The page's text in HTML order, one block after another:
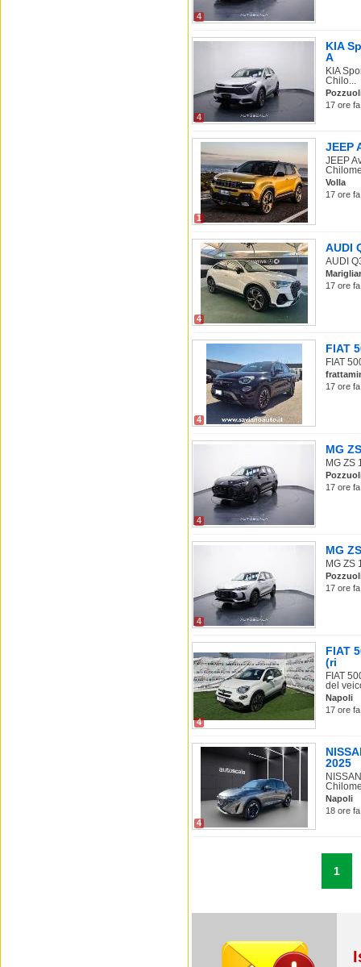
4
4
KIA
A
KIA
Chilo...
17 ore
1
JEEP
JEEP
Volla
17 ore
4
AUDI
AUDI
17 ore
4
FIAT
FIAT
17 ore
4
MG
MG ZS
17 ore
4
MG
MG ZS
17 ore
4
FIAT
(ri
FIAT
del
Napoli
17 ore
4
2025
Napoli
18 ore
1